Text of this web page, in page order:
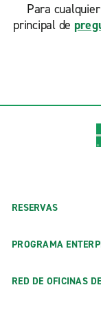
Para
principal de
RESERVAS
PROGRAMA
RED DE OFICINAS